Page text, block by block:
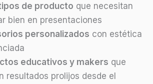
de producto que necesitan
bien en presentaciones
personalizados con estética
educativos y makers que
resultados prolijos desde el